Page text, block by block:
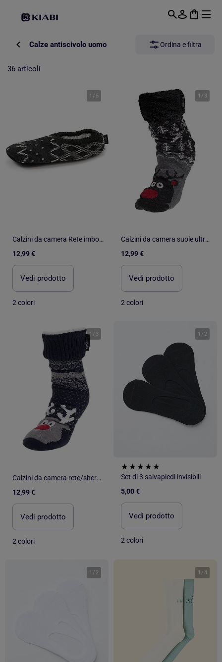
Calze antiscivolo uomo Ordina e filtra
36 articoli
1 / 5
Calzini da camera Rete imbottita - Suola in camoscio con tacchetti antiscivolo uomo Isotoner
12,99 €
Vedi prodotto
2 colori
1 / 3
Calzini da camera suole ultraconfortevoli e leggere con borchie antiscivolo uomo Isotoner
12,99 €
Vedi prodotto
2 colori
1 / 3
Calzini da camera rete/sherpa - Puntini antiscivolo uomo Isotoner
12,99 €
Vedi prodotto
2 colori
1 / 2
Set di 3 salvapiedi invisibili
5,00 €
Vedi prodotto
2 colori
1 / 2 1 /4